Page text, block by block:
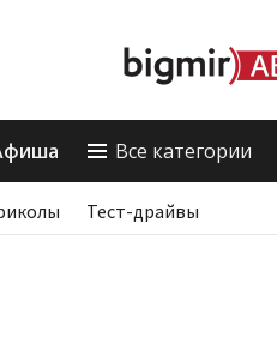
Все категории
Тест-драйвы